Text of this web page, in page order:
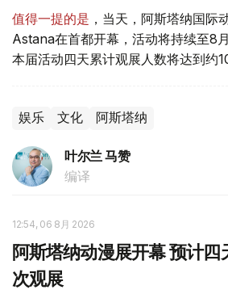
值得一提的是 ，当天，阿斯塔纳国际
Astana在首都开幕，活动将持续至8
本届活动四天累计观展人数将达到约
娱乐 文化 阿斯塔纳
叶尔兰 马赞
编译
12:54, 06 8月 2026
阿斯塔纳动漫展开幕 预计四
次观展